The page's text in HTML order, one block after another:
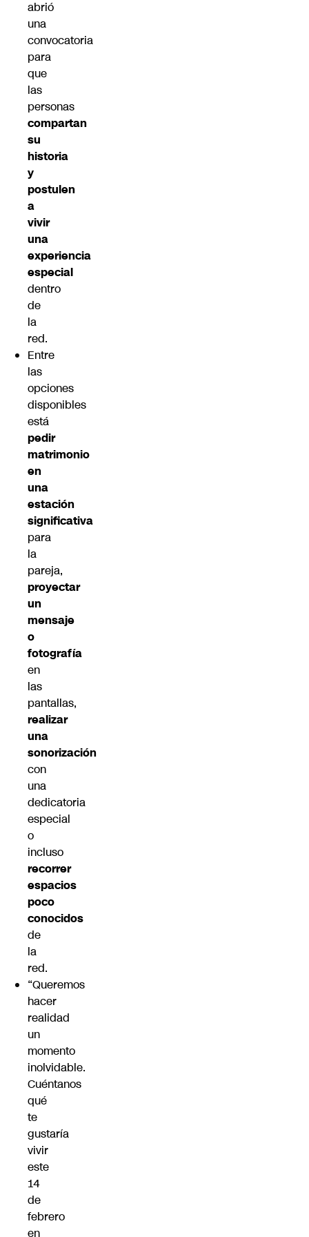
abrió
una
convocatoria
para
que
las
personas
compartan
su
historia
y
postulen
a
vivir
una
experiencia
especial
dentro
de
la
red.
Entre
las
opciones
disponibles
está
pedir
matrimonio
en
una
estación
significativa
para
la
pareja,
proyectar
un
mensaje
o
fotografía
en
las
pantallas,
realizar
una
sonorización
con
una
dedicatoria
especial
o
incluso
recorrer
espacios
poco
conocidos
de
la
red.
“Queremos
hacer
realidad
un
momento
inolvidable.
Cuéntanos
qué
te
gustaría
vivir
este
14
de
febrero
en